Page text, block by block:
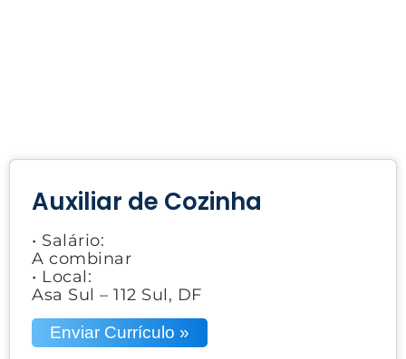
Auxiliar de Cozinha
• Salário:
A combinar
• Local:
Asa Sul – 112 Sul, DF
Enviar Currículo »